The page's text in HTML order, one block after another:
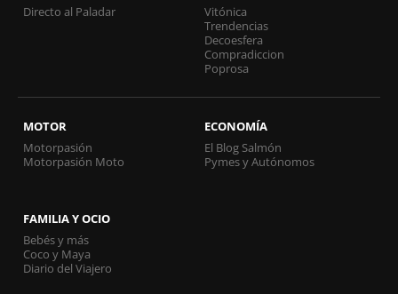
Directo al Paladar
Vitónica
Trendencias
Decoesfera
Compradiccion
Poprosa
MOTOR
Motorpasión
Motorpasión Moto
ECONOMÍA
El Blog Salmón
Pymes y Autónomos
FAMILIA Y OCIO
Bebés y más
Coco y Maya
Diario del Viajero